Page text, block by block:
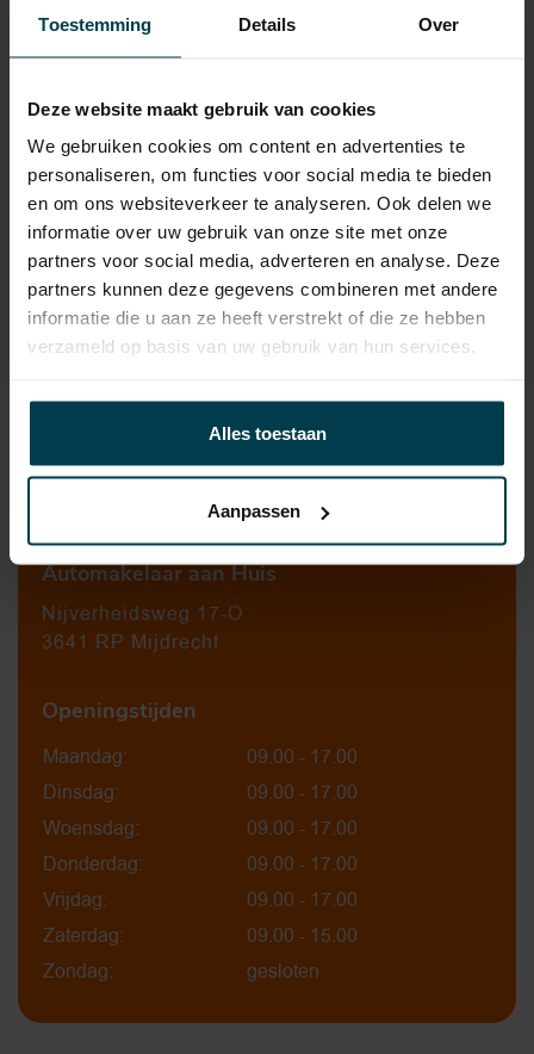
Toestemming Details Over
Deze website maakt gebruik van cookies
We gebruiken cookies om content en advertenties te
personaliseren, om functies voor social media te bieden
en om ons websiteverkeer te analyseren. Ook delen we
informatie over uw gebruik van onze site met onze
partners voor social media, adverteren en analyse. Deze
partners kunnen deze gegevens combineren met andere
informatie die u aan ze heeft verstrekt of die ze hebben
verzameld op basis van uw gebruik van hun services.
Alles toestaan
Aanpassen
APK
tot 22-02-2028
Onderhoudsboekje
Gemiddeld verbruik
5.4 L/100KM
Wegenbelasting min
€ 145 /kwartaal
Contact informatie
verkoop@automakelaaraanhuis.nl
Automakelaar aan Huis
Nijverheidsweg 17-O
3641 RP Mijdrecht
Openingstijden
Maandag:
09.00 - 17.00
Dinsdag:
09.00 - 17.00
Woensdag:
09.00 - 17.00
Donderdag:
09.00 - 17.00
Vrijdag:
09.00 - 17.00
Zaterdag:
09.00 - 15.00
Zondag:
gesloten